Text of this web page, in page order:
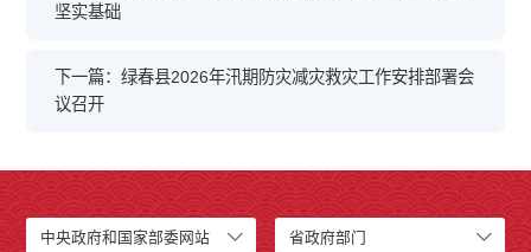
坚实基础
下一篇：绿春县2026年汛期防灾减灾救灾工作安排部署会
议召开
中央政府和国家部委网站 省政府部门